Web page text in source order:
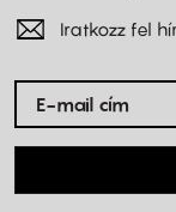
Iratkozz fel